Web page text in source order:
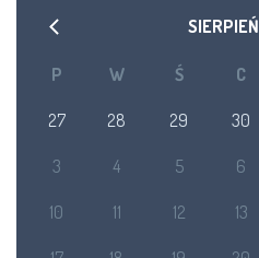
SIERPIEŃ
P W Ś C
27 28 29 30
3 4 5 6
10 11 12 13